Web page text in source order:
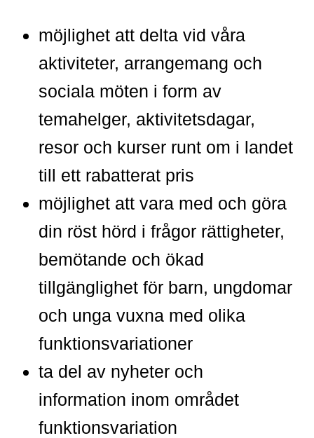
möjlighet att delta vid våra
aktiviteter, arrangemang och
sociala möten i form av
temahelger, aktivitetsdagar,
resor och kurser runt om i landet
till ett rabatterat pris
möjlighet att vara med och göra
din röst hörd i frågor rättigheter,
bemötande och ökad
tillgänglighet för barn, ungdomar
och unga vuxna med olika
funktionsvariationer
ta del av nyheter och
information inom området
funktionsvariation